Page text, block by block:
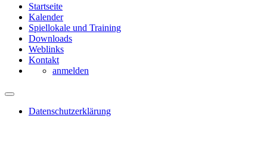
Startseite
Kalender
Spiellokale und Training
Downloads
Weblinks
Kontakt
anmelden
Datenschutzerklärung